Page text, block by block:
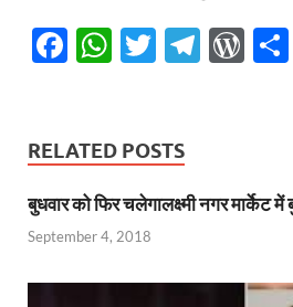
F
b
o
o
W
s
A
p
T
er
T
a
m
W
re
ss
RELATED POSTS
बुधवार को फिर चलेगालक्ष्मी नगर मार्केट
September 4, 2018